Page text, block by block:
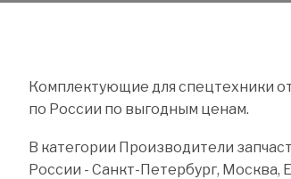
Комплектующие для спецтехники
по России по выгодным ценам.
В категории Производители
России - Санкт-Петербург, Москва,